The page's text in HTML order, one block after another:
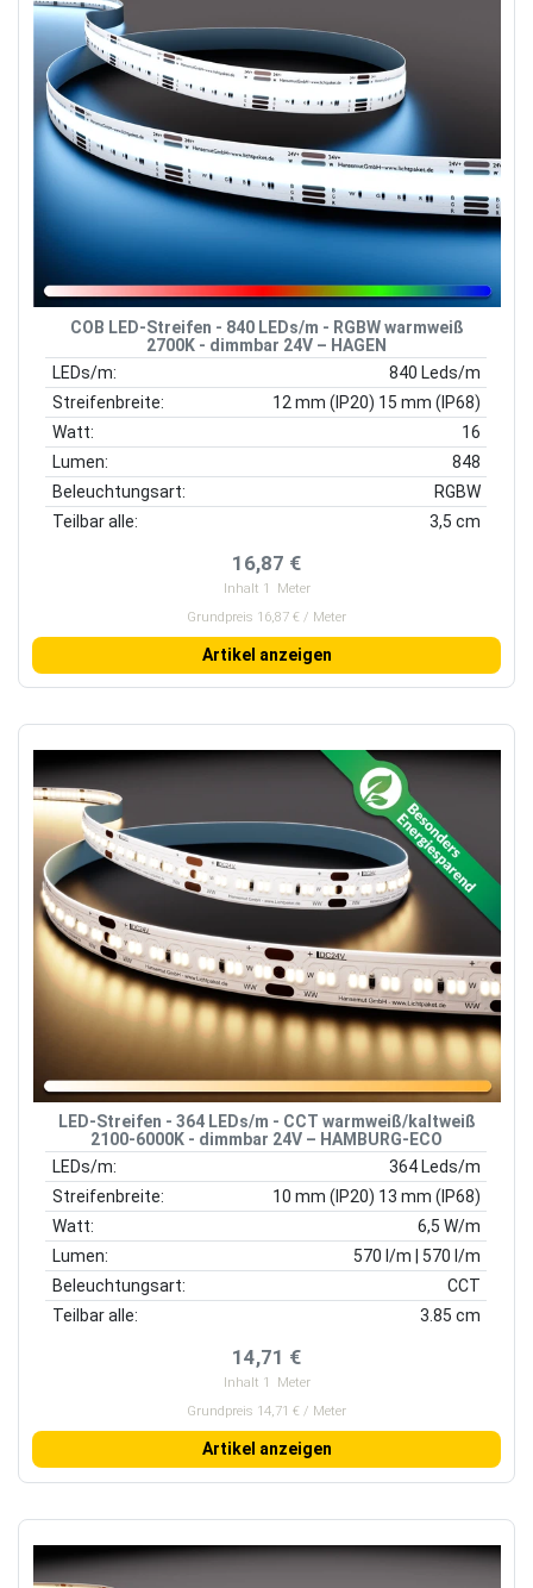
COB LED-Streifen - 840 LEDs/m - RGBW warmweiß
2700K - dimmbar 24V – HAGEN
LEDs/m:
840 Leds/m
Streifenbreite:
12 mm (IP20) 15 mm (IP68)
Watt:
16
Lumen:
848
Beleuchtungsart:
RGBW
Teilbar alle:
3,5 cm
16,87 €
Inhalt 1
Meter
Grundpreis 16,87 € / Meter
Artikel anzeigen
LED-Streifen - 364 LEDs/m - CCT warmweiß/kaltweiß
2100-6000K - dimmbar 24V – HAMBURG-ECO
LEDs/m:
364 Leds/m
Streifenbreite:
10 mm (IP20) 13 mm (IP68)
Watt:
6,5 W/m
Lumen:
570 l/m | 570 l/m
Beleuchtungsart:
CCT
Teilbar alle:
3.85 cm
14,71 €
Inhalt 1
Meter
Grundpreis 14,71 € / Meter
Artikel anzeigen